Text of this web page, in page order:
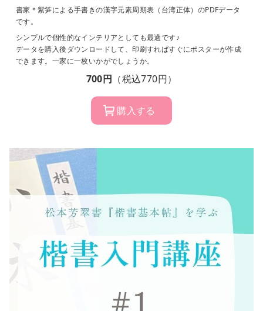
書家＊紫笋による手書きの漢字元素周期表（台湾正体）のPDFデータ
です。
シンプルで個性的なインテリアとしても最適です♪
データを購入後ダウンロードして、印刷すればすぐにポスターが作成
できます。一家に一枚いかがでしょうか。
700円 （税込770円）
購入する